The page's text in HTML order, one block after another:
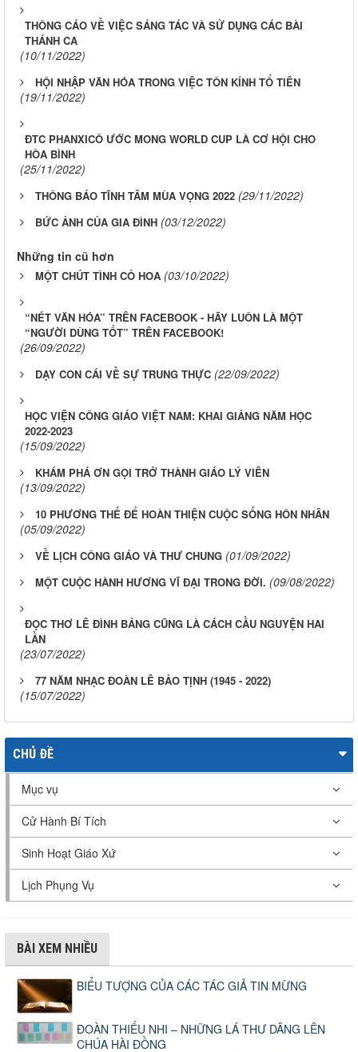
THÔNG CÁO VỀ VIỆC SÁNG TÁC VÀ SỬ DỤNG CÁC BÀI
THÁNH CA
(10/11/2022)
HỘI NHẬP VĂN HÓA TRONG VIỆC TÔN KÍNH TỔ TIÊN
(19/11/2022)
ĐTC PHANXICÔ ƯỚC MONG WORLD CUP LÀ CƠ HỘI CHO
HÒA BÌNH
(25/11/2022)
THÔNG BÁO TĨNH TÂM MÙA VỌNG 2022 (29/11/2022)
BỨC ẢNH CỦA GIA ÐÌNH (03/12/2022)
Những tin cũ hơn
MỘT CHÚT TÌNH CỎ HOA (03/10/2022)
“NÉT VĂN HÓA” TRÊN FACEBOOK - HÃY LUÔN LÀ MỘT
“NGƯỜI DÙNG TỐT” TRÊN FACEBOOK!
(26/09/2022)
DẠY CON CÁI VỀ SỰ TRUNG THỰC (22/09/2022)
HỌC VIỆN CÔNG GIÁO VIỆT NAM: KHAI GIẢNG NĂM HỌC
2022-2023
(15/09/2022)
KHÁM PHÁ ƠN GỌI TRỞ THÀNH GIÁO LÝ VIÊN
(13/09/2022)
10 PHƯƠNG THẾ ĐỂ HOÀN THIỆN CUỘC SỐNG HÔN NHÂN
(05/09/2022)
VỀ LỊCH CÔNG GIÁO VÀ THƯ CHUNG (01/09/2022)
MỘT CUỘC HÀNH HƯƠNG VĨ ĐẠI TRONG ĐỜI. (09/08/2022)
ĐỌC THƠ LÊ ĐÌNH BẢNG CŨNG LÀ CÁCH CẦU NGUYỆN HAI
LẦN
(23/07/2022)
77 NĂM NHẠC ĐOÀN LÊ BẢO TỊNH (1945 - 2022)
(15/07/2022)
CHỦ ĐỀ
Mục vụ
Cử Hành Bí Tích
Sinh Hoạt Giáo Xứ
Lịch Phụng Vụ
BÀI XEM NHIỀU
BIỂU TƯỢNG CỦA CÁC TÁC GIẢ TIN MỪNG
ĐOÀN THIẾU NHI – NHỮNG LÁ THƯ DÂNG LÊN
CHÚA HÀI ĐỒNG